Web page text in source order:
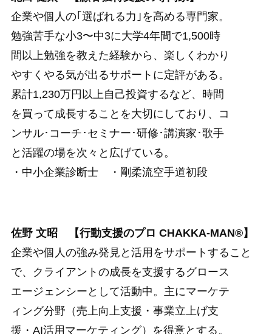
企業や個人の｢選ばれる力｣を高める専門家。
勉強苦手な小3〜中3に大学4年間で1,500時
間以上勉強を教えた経験から、楽しくわかり
やすくやる気が出るサポートに定評がある。
累計1,230万円以上自己投資するなど、時間
を買って成長することを大切にしており、コ
ンサル･コーチ･セミナー･研修･講演家･歌手
と活躍の場を次々と広げている。
・中小企業診断士 ・剛柔流空手道初段
佐野 文昭 【行動支援のプロ CHAKKA-MAN®】
企業や個人の強み発見と活用をサポートすること
で、クライアントの成長を支援するグロース
エージェンシーとして活動中。主にマーケテ
ィング分野（売上向上支援・事業立上げ支
援・AI活用マーケティング）を得意とする。